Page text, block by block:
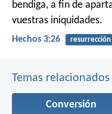
bendiga, a fin de
vuestras iniquidades.
Hechos 3:26 resurrección
Temas relacionados
Conversión